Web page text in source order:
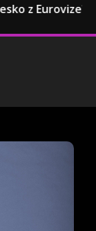
z Eurovize?